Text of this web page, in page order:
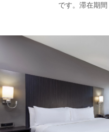
です。滞在期間